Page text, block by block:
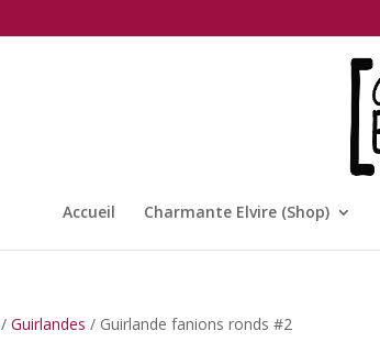
Accueil Charmante Elvire (Shop)
/Guirlandes / Guirlande fanions ronds #2